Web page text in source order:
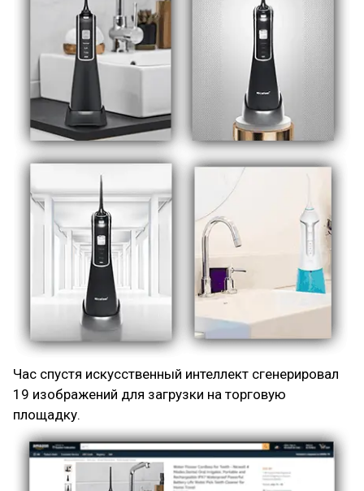
Час спустя искусственный интеллект сгенерировал
19 изображений для загрузки на торговую
площадку.